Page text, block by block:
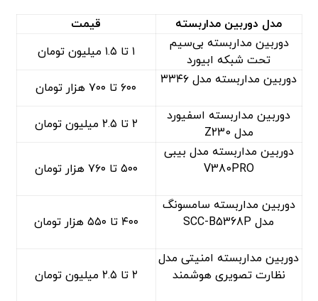
مدل دوربین مداربسته
قیمت
دوربین مداربسته بی‌سیم
تحت شبکه ابیورد
۱ تا ۱.۵ میلیون تومان
دوربین مداربسته مدل ۳۳۴۶
۶۰۰ تا ۷۰۰ هزار تومان
دوربین مداربسته اسفیورد
مدل Z230
۲ تا ۲.۵ میلیون تومان
دوربین مداربسته مدل بیبی
V380PRO
۵۰۰ تا ۷۶۰ هزار تومان
دوربین مداربسته سامسونگ
مدل SCC-B5368P
۴۰۰ تا ۵۵۰ هزار تومان
دوربین مداربسته امنیتی مدل
نظارت تصویری هوشمند
۲ تا ۲.۵ میلیون تومان